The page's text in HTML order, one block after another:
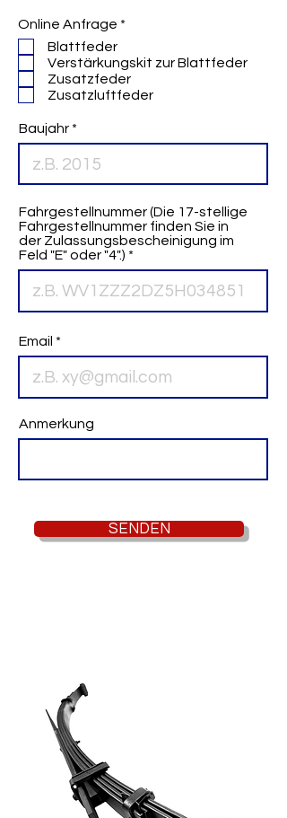
Online Anfrage *
i
c
h
Blattfeder
Verstärkungskit zur Blattfeder
Zusatzfeder
Zusatzluftfeder
Baujahr
Fahrgestellnummer (Die 17-stellige
Fahrgestellnummer finden Sie in
der Zulassungsbescheinigung im
Feld "E" oder "4".)
Email
Anmerkung
SENDEN